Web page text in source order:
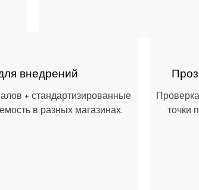
внедрений
+ стандартизированные
в разных магазинах.
точки